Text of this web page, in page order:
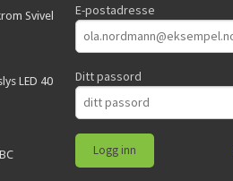
Svivel
LED 40
E-postadresse
Ditt passord